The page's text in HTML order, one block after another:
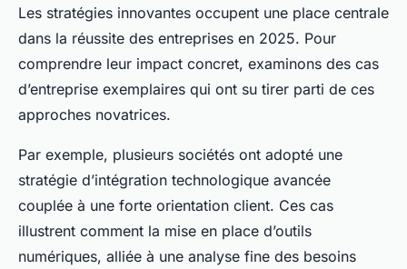
Les stratégies innovantes occupent une place centrale
dans la réussite des entreprises en 2025. Pour
comprendre leur impact concret, examinons des cas
d’entreprise exemplaires qui ont su tirer parti de ces
approches novatrices.
Par exemple, plusieurs sociétés ont adopté une
stratégie d’intégration technologique avancée
couplée à une forte orientation client. Ces cas
illustrent comment la mise en place d’outils
numériques, alliée à une analyse fine des besoins